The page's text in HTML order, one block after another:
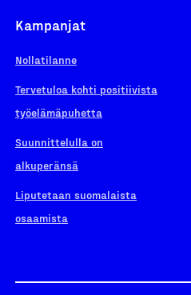
Kampanjat
Nollatilanne
Tervetuloa kohti positiivista
työelämäpuhetta
Suunnittelulla on
alkuperänsä
Liputetaan suomalaista
osaamista